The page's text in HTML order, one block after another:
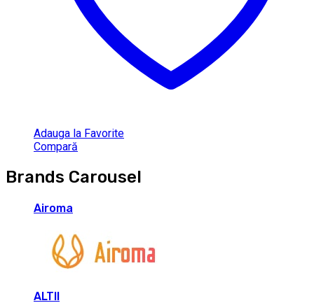
Adauga la Favorite
Compară
Brands Carousel
Airoma
ALTII